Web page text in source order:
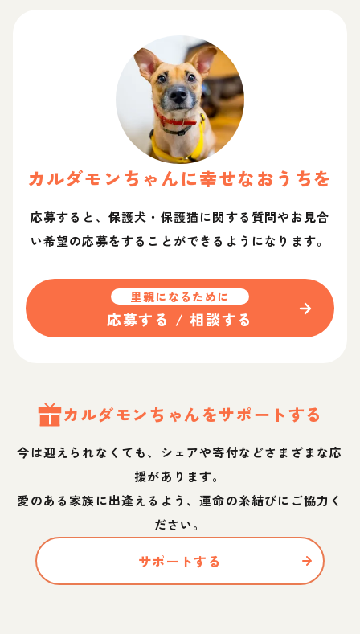
カルダモンちゃんに幸せなおうちを
応募すると、保護犬・保護猫に関する質問やお見合
い希望の応募をすることができるようになります。
里親になるために
応募する / 相談する
カルダモンちゃんをサポートする
今は迎えられなくても、シェアや寄付などさまざまな応
援があります。
愛のある家族に出逢えるよう、運命の糸結びにご協力く
ださい。
サポートする